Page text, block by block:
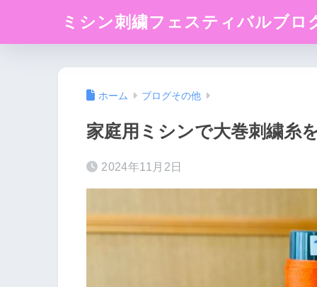
ミシン刺繍フェスティバルブロ
ホーム ブログその他
家庭用ミシンで大巻刺繍糸
2024年11月2日